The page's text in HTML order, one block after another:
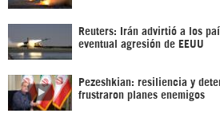
Reuters: Irán advirtió a los
eventual agresión de EEUU
Pezeshkian: resiliencia y
frustraron planes enemigos